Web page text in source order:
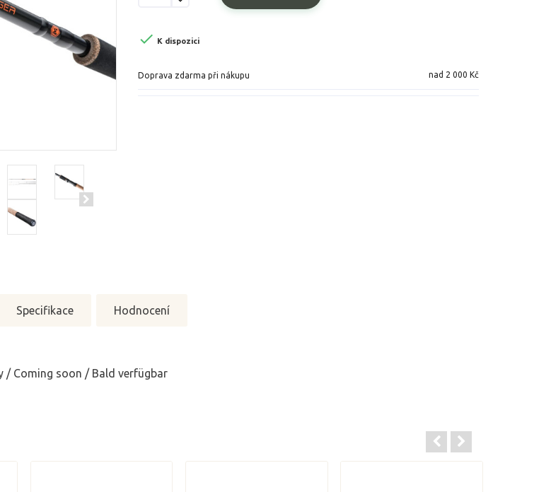
 K dispozici
Doprava zdarma při nákupu nad 2 000 Kč
Specifikace Hodnocení
/ Coming soon / Bald verfügbar